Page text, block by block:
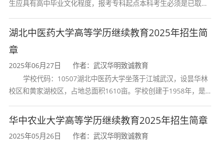
控制实验。
能力要求
1．具备较宽厚的自然科学、人文社会科学和工程
技术基础；
2．掌握汽车服务技术、汽车市场营销、汽车金融
保险、产品规划等领域的基本理论和基础 知识；
3．掌握汽车检测诊断与维修、汽车市场分析、汽
生应具有高中毕业文化程度，报考专科起点本科考生必须是已取得
构颁发的大学专科毕业证书的人
湖北中医药大学高等学历继续教育2025年招生简
章
2025年06月27日
作者：武汉华明致诚教育
学校代码：10507湖北中医药大学坐落于江城武汉，设昙华林
校区和黄家湖校区，占地总面积1610亩。学校创建于1958年，是
育和最早开办中医研究
华中农业大学高等学历继续教育2025年招生简章
2025年05月26日
作者：武汉华明致诚教育